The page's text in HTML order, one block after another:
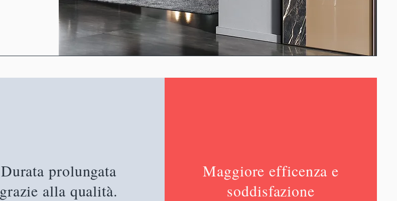
Durata prolungata
grazie alla qualità.
Maggiore efficenza e
soddisfazione